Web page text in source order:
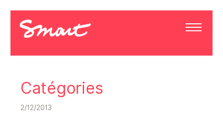
Catégories
2/12/2013